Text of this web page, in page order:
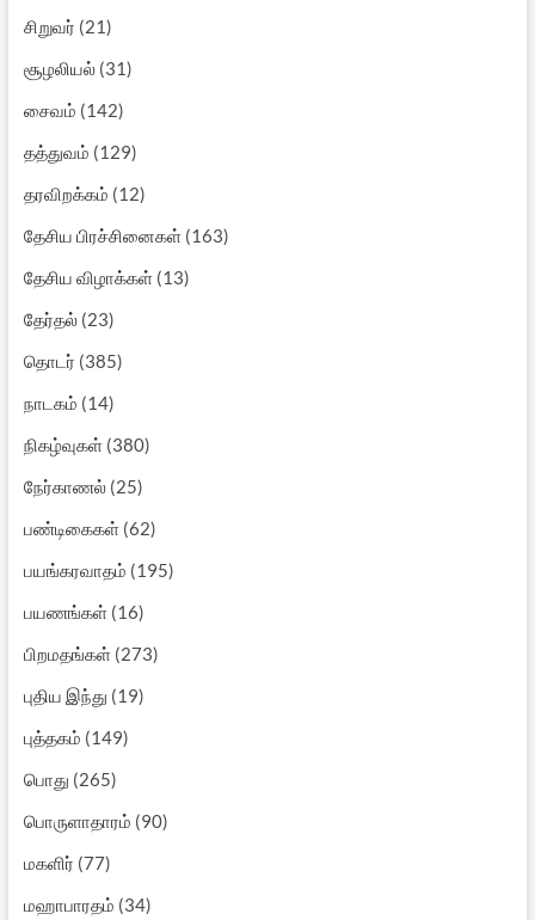
சிறுவர் (21)
சூழலியல்(31)
சைவம் (142)
தத்துவம் (129)
தரவிறக்கம் (12)
தேசிய பிரச்சினைகள்(163)
தேசிய விழாக்கள்(13)
தேர்தல்(23)
தொடர் (385)
நாடகம் (14)
நிகழ்வுகள்(380)
நேர்காணல்(25)
பண்டிகைகள்(62)
பயங்கரவாதம் (195)
பயணங்கள்(16)
பிறமதங்கள்(273)
புதிய இந்து (19)
புத்தகம் (149)
பொது (265)
பொருளாதாரம் (90)
மகளிர் (77)
மஹாபாரதம் (34)